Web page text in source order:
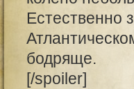
Естественно
бодряще.
[/spoiler]